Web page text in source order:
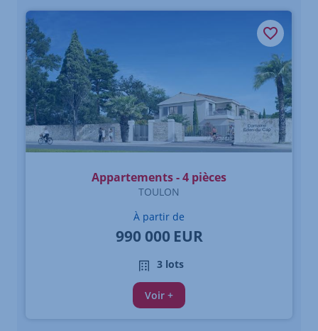
Appartements - 4 pièces
TOULON
À partir de
990 000 EUR
3 lots
Voir +